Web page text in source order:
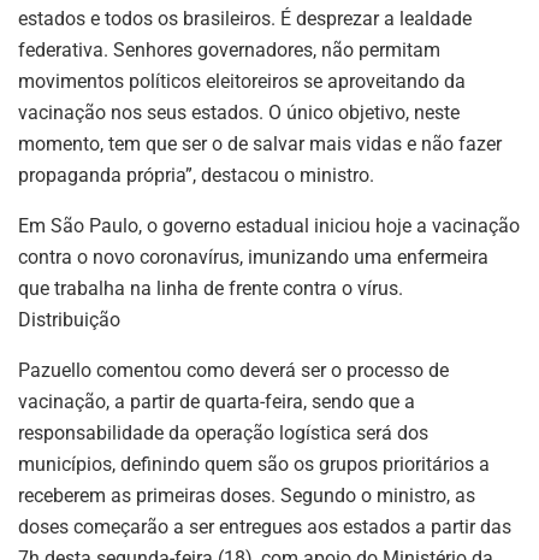
estados e todos os brasileiros. É desprezar a lealdade
federativa. Senhores governadores, não permitam
movimentos políticos eleitoreiros se aproveitando da
vacinação nos seus estados. O único objetivo, neste
momento, tem que ser o de salvar mais vidas e não fazer
propaganda própria”, destacou o ministro.
Em São Paulo, o governo estadual iniciou hoje a vacinação
contra o novo coronavírus, imunizando uma enfermeira
que trabalha na linha de frente contra o vírus.
Distribuição
Pazuello comentou como deverá ser o processo de
vacinação, a partir de quarta-feira, sendo que a
responsabilidade da operação logística será dos
municípios, definindo quem são os grupos prioritários a
receberem as primeiras doses. Segundo o ministro, as
doses começarão a ser entregues aos estados a partir das